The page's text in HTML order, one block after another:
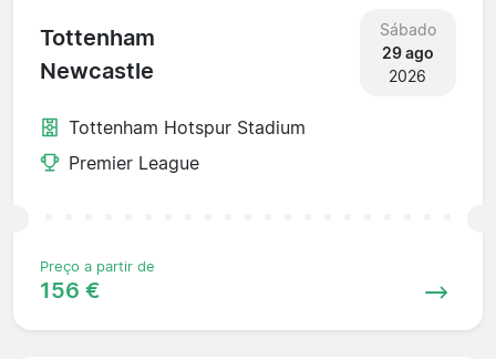
Tottenham
Newcastle
Sábado
29 ago
2026
Tottenham Hotspur Stadium
Premier League
Preço a partir de
156 €